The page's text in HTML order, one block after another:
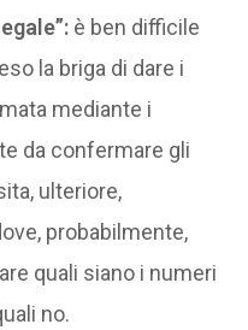
è ben difficile
la briga di dare i
mediante i
da confermare gli
ulteriore,
probabilmente,
quali siano i numeri
no.